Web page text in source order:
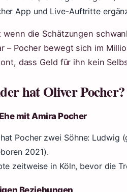
App und Live-Auftritte
wenn die Schätzungen
– Pocher bewegt sich im
dass Geld für ihn kein
hat Oliver Pocher?
mit Amira Pocher
Pocher zwei Söhne: Ludwig
2021).
zeitweise in Köln, bevor die
Beziehungen